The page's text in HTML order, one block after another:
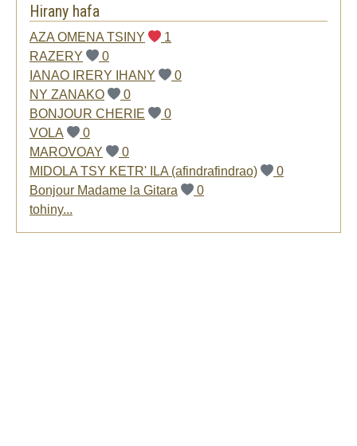
Hirany hafa
AZA OMENA TSINY
1
RAZERY
0
IANAO IRERY IHANY
0
NY ZANAKO
0
BONJOUR CHERIE
0
VOLA
0
MAROVOAY
0
MIDOLA TSY KETR' ILA (afindrafindrao)
0
Bonjour Madame la Gitara
0
tohiny...